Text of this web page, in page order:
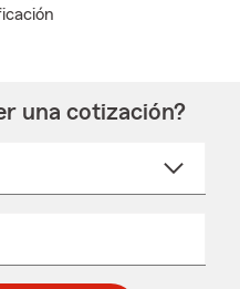
una cotización?